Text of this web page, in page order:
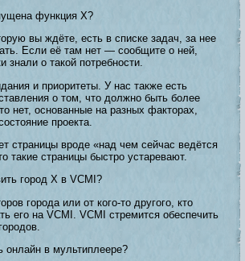
функция X?
вы ждёте, есть в списке задач, за нее
Если её там нет — сообщите о ней,
знали о такой потребности.
и приоритеты. У нас также есть
о том, что должно быть более
нет, основанные на разных факторах,
проекта.
страницы вроде «над чем сейчас ведётся
такие страницы быстро устаревают.
город X в VCMI?
города или от кого-то другого, кто
его на VCMI. VCMI стремится обеспечить
онлайн в мультиплеере?